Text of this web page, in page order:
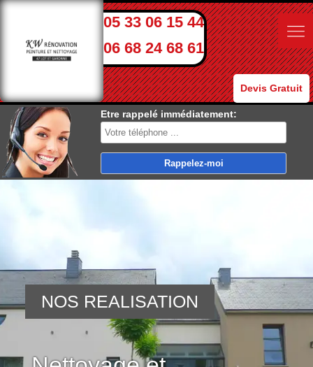
05 33 06 15 44
06 68 24 68 61
Devis Gratuit
Etre rappelé immédiatement:
NOS REALISATION